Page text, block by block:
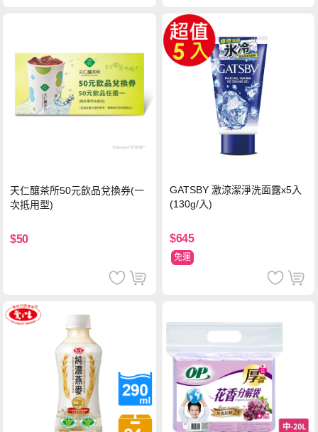
天仁釀茶所50元飲品兌換券(一
次抵用型)
$50
GATSBY 激涼潔淨洗面露x5入
(130g/入)
$645
免運